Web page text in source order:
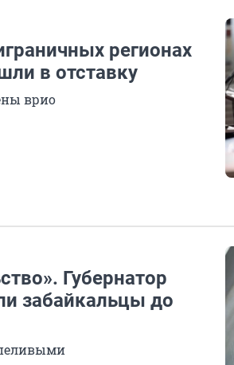
регионах
в отставку
врио
Губернатор
забайкальцы до